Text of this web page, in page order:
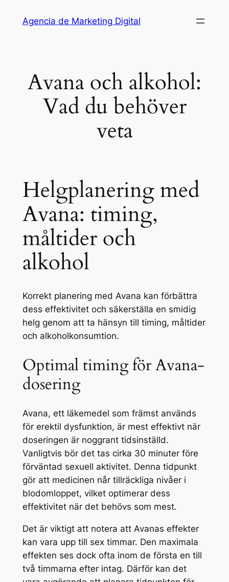
Agencia de Marketing Digital
Avana och alkohol:
Vad du behöver
veta
Helgplanering med
Avana: timing,
måltider och
alkohol
Korrekt planering med Avana kan förbättra
dess effektivitet och säkerställa en smidig
helg genom att ta hänsyn till timing, måltider
och alkoholkonsumtion.
Optimal timing för Avana-
dosering
Avana, ett läkemedel som främst används
för erektil dysfunktion, är mest effektivt när
doseringen är noggrant tidsinställd.
Vanligtvis bör det tas cirka 30 minuter före
förväntad sexuell aktivitet. Denna tidpunkt
gör att medicinen når tillräckliga nivåer i
blodomloppet, vilket optimerar dess
effektivitet när det behövs som mest.
Det är viktigt att notera att Avanas effekter
kan vara upp till sex timmar. Den maximala
effekten ses dock ofta inom de första en till
två timmarna efter intag. Därför kan det